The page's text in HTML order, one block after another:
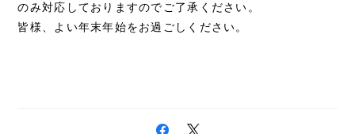
のみ対応しておりますのでご了承ください。
皆様、よい年末年始をお過ごしください。